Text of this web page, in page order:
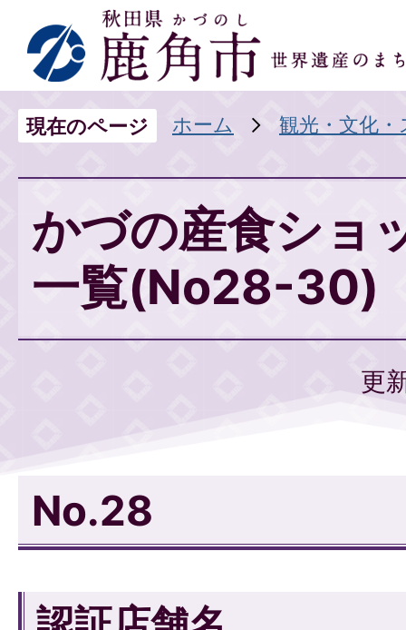
現在のページ ホーム 観光・文化
かづの産食ショ
一覧(No28-30)
更
No.28